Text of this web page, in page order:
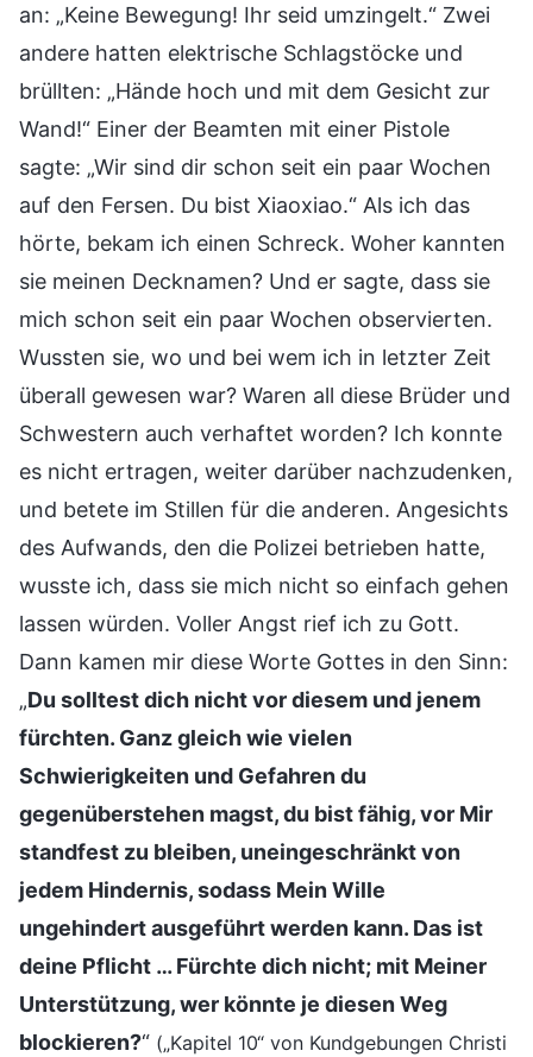
an: „Keine Bewegung! Ihr seid umzingelt.“ Zwei
andere hatten elektrische Schlagstöcke und
brüllten: „Hände hoch und mit dem Gesicht zur
Wand!“ Einer der Beamten mit einer Pistole
sagte: „Wir sind dir schon seit ein paar Wochen
auf den Fersen. Du bist Xiaoxiao.“ Als ich das
hörte, bekam ich einen Schreck. Woher kannten
sie meinen Decknamen? Und er sagte, dass sie
mich schon seit ein paar Wochen observierten.
Wussten sie, wo und bei wem ich in letzter Zeit
überall gewesen war? Waren all diese Brüder und
Schwestern auch verhaftet worden? Ich konnte
es nicht ertragen, weiter darüber nachzudenken,
und betete im Stillen für die anderen. Angesichts
des Aufwands, den die Polizei betrieben hatte,
wusste ich, dass sie mich nicht so einfach gehen
lassen würden. Voller Angst rief ich zu Gott.
Dann kamen mir diese Worte Gottes in den Sinn:
„Du solltest dich nicht vor diesem und jenem
fürchten. Ganz gleich wie vielen
Schwierigkeiten und Gefahren du
gegenüberstehen magst, du bist fähig, vor Mir
standfest zu bleiben, uneingeschränkt von
jedem Hindernis, sodass Mein Wille
ungehindert ausgeführt werden kann. Das ist
deine Pflicht … Fürchte dich nicht; mit Meiner
Unterstützung, wer könnte je diesen Weg
blockieren?“ („Kapitel 10“ von Kundgebungen Christi